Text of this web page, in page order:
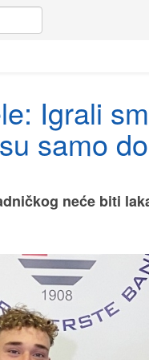
Igrali
samo
neće biti